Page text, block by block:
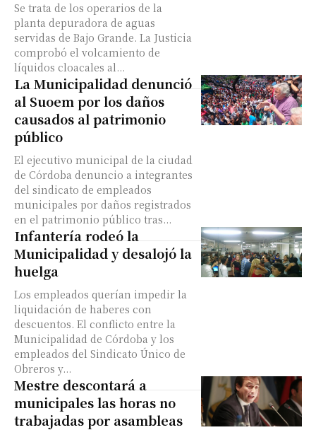
Se trata de los operarios de la
planta depuradora de aguas
servidas de Bajo Grande. La Justicia
comprobó el volcamiento de
líquidos cloacales al...
La Municipalidad denunció
al Suoem por los daños
causados al patrimonio
público
El ejecutivo municipal de la ciudad
de Córdoba denuncio a integrantes
del sindicato de empleados
municipales por daños registrados
en el patrimonio público tras...
Infantería rodeó la
Municipalidad y desalojó la
huelga
Los empleados querían impedir la
liquidación de haberes con
descuentos. El conflicto entre la
Municipalidad de Córdoba y los
empleados del Sindicato Único de
Obreros y...
Mestre descontará a
municipales las horas no
trabajadas por asambleas